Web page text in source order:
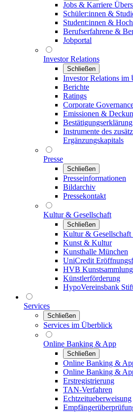
Jobs & Karriere
Schüler:innen &
Student:innen &
Berufserfahrene &
Jobportal
Investor Relations
Schließen
Investor Relations im
Berichte
Ratings
Corporate
Emissionen &
Instrumente des
Ergänzungskapitals
Presse
Schließen
Presseinformationen
Bildarchiv
Pressekontakt
Kultur & Gesellschaft
Schließen
Kultur &
Kunst & Kultur
Kunsthalle München
UniCredit
HVB Kunstsammlung
Künstlerförderung
HypoVereinsbank
Services
Schließen
Services im Überblick
Online Banking & App
Schließen
Online Banking &
Online Banking &
Erstregistrierung
TAN-Verfahren
Echtzeitueberweisung